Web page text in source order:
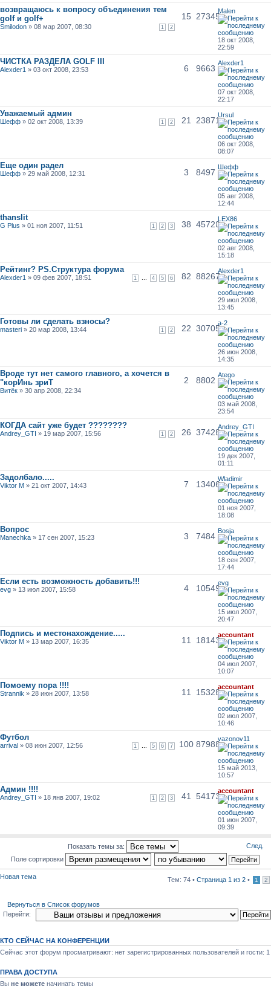
возвращаюсь к вопросу объединения тем
golf и golf+
1 2
Smilodon » 08 мар 2007, 08:30
15 27345
Malen
18 окт 2008,
22:59
ЧИСТКА РАЗДЕЛА GOLF III
Alexder1 » 03 окт 2008, 23:53 6 9663
Alexder1
07 окт 2008,
22:17
Уважаемый админ
1 2
Шeфф » 02 окт 2008, 13:39 21 23871
Ursul
06 окт 2008,
08:07
Еще один радел
Шeфф » 29 май 2008, 12:31 3 8497
Шeфф
05 авг 2008,
12:44
thanslit
1 2 3
G Plus » 01 ноя 2007, 11:51 38 45720
LEX86
02 авг 2008,
15:18
Рейтинг? PS.Структура форума
1 4 5 6
Alexder1 » 09 фев 2007, 18:51 82 88267
Alexder1
29 июл 2008,
13:45
Готовы ли сделать взносы?
1 2
masteri » 20 мар 2008, 13:44 22 30705
a-2
26 июн 2008,
14:35
Вроде тут нет самого главного, а хочется в
"корИнь зриТ
Витёк » 30 апр 2008, 22:34
2 8802
Atego
03 май 2008,
23:54
КОГДА сайт уже будет ????????
1 2
Andrey_GTI » 19 мар 2007, 15:56 26 37428
Andrey_GTI
19 дек 2007,
01:11
Задолбало.....
Viktor M » 21 окт 2007, 14:43 7 13406
Wladimir
01 ноя 2007,
18:08
Вопрос
Manechka » 17 сен 2007, 15:23 3 7484
Bosja
18 сен 2007,
17:44
Если есть возможность добавить!!!
evg » 13 июл 2007, 15:58 4 10549
evg
15 июл 2007,
20:47
Подпись и местонахождение.....
Viktor M » 13 мар 2007, 16:35 11 18143
accountant
04 июл 2007,
10:07
Помоему пора !!!!
Strannik » 28 июн 2007, 13:58 11 15328
accountant
02 июл 2007,
10:46
Футбол
1 5 6 7
arrival » 08 июн 2007, 12:56 100 87988
vazonov11
15 май 2013,
10:57
Админ !!!!
1 2 3
Andrey_GTI » 18 янв 2007, 19:02 41 54173
accountant
01 июн 2007,
09:39
След.
Показать темы за:
Поле сортировки
Новая тема Тем: 74 • Страница 1 из 2 • 1 2
Вернуться в Список форумов
Перейти:
КТО СЕЙЧАС НА КОНФЕРЕНЦИИ
Сейчас этот форум просматривают: нет зарегистрированных пользователей и гости: 1
ПРАВА ДОСТУПА
Вы не можете начинать темы